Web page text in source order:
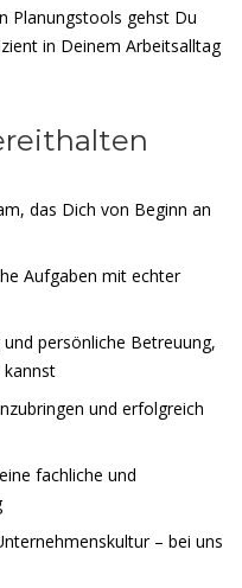
Planungstools gehst Du
in Deinem Arbeitsalltag
das Dich von Beginn an
Aufgaben mit echter
persönliche Betreuung,
und erfolgreich
fachliche und
– bei uns